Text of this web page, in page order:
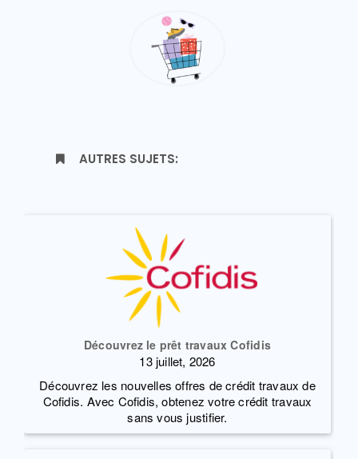
AUTRES SUJETS:
Découvrez le prêt travaux Cofidis
13 juillet, 2026
Découvrez les nouvelles offres de crédit travaux de
Cofidis. Avec Cofidis, obtenez votre crédit travaux
sans vous justifier.